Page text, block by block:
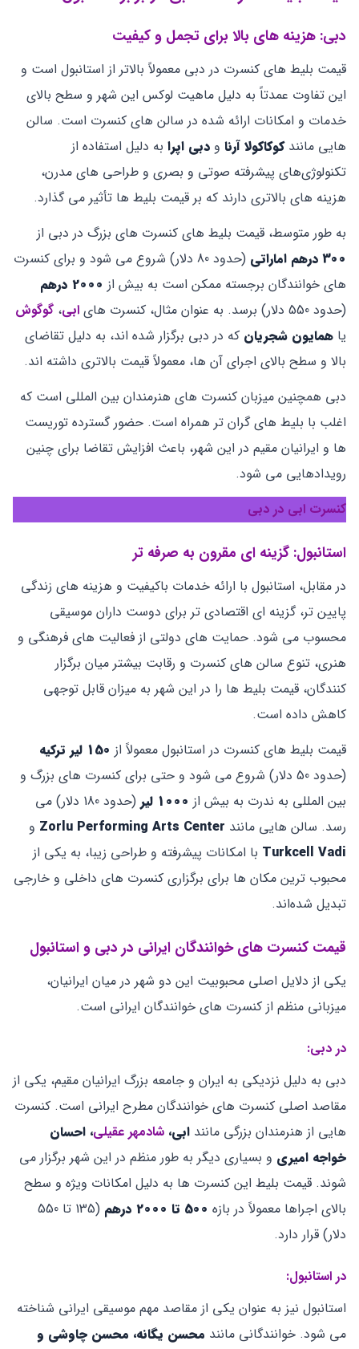
دبی: هزینه‌ های بالا برای تجمل و کیفیت
قیمت بلیط‌ های کنسرت در دبی معمولاً بالاتر از استانبول است و
این تفاوت عمدتاً به دلیل ماهیت لوکس این شهر و سطح بالای
خدمات و امکانات ارائه‌ شده در سالن‌ های کنسرت است. سالن‌
هایی مانندکوکاکولا آرنا و دبی اپرا به دلیل استفاده از
تکنولوژی‌های پیشرفته صوتی و بصری و طراحی‌ های مدرن،
هزینه‌ های بالاتری دارند که بر قیمت بلیط‌ ها تأثیر می ‌گذارد.
به طور متوسط، قیمت بلیط ‌های کنسرت ‌های بزرگ در دبی از
300 درهم اماراتی
(حدود 80 دلار) شروع می ‌شود و برای کنسرت
‌های خوانندگان برجسته ممکن است به بیش از 2000 درهم
(حدود 550 دلار) برسد. به عنوان مثال، کنسرت‌ های
ابی، گوگوش
یا همایون شجریان که در دبی برگزار شده اند، به دلیل تقاضای
بالا و سطح بالای اجرای آن ها، معمولاً قیمت بالاتری داشته اند.
دبی همچنین میزبان کنسرت‌ های هنرمندان بین ‌المللی است که
اغلب با بلیط‌ های گران ‌تر همراه است. حضور گسترده توریست‌
ها و ایرانیان مقیم در این شهر، باعث افزایش تقاضا برای چنین
رویدادهایی می ‌شود.
کنسرت ابی در دبی
استانبول: گزینه ‌ای مقرون ‌به ‌صرفه ‌تر
در مقابل، استانبول با ارائه خدمات باکیفیت و هزینه‌ های زندگی
پایین ‌تر، گزینه ‌ای اقتصادی ‌تر برای دوست داران موسیقی
محسوب می ‌شود. حمایت ‌های دولتی از فعالیت ‌های فرهنگی و
هنری، تنوع سالن ‌های کنسرت و رقابت بیشتر میان برگزار
کنندگان، قیمت بلیط‌ ها را در این شهر به میزان قابل‌ توجهی
کاهش داده است.
قیمت بلیط ‌های کنسرت در استانبول معمولاً از 150 لیر ترکیه
(حدود 50 دلار) شروع می ‌شود و حتی برای کنسرت ‌های بزرگ و
بین ‌المللی به ندرت به بیش از 1000 لیر
(حدود 180 دلار) می
‌رسد. سالن ‌هایی مانند Zorlu Performing Arts Center و
Turkcell Vadi با امکانات پیشرفته و طراحی زیبا، به یکی از
محبوب ‌ترین مکان ‌ها برای برگزاری کنسرت‌ های داخلی و خارجی
تبدیل شده‌اند.
قیمت کنسرت ‌های خوانندگان ایرانی در دبی و استانبول
یکی از دلایل اصلی محبوبیت این دو شهر در میان ایرانیان،
میزبانی منظم از کنسرت ‌های خوانندگان ایرانی است.
در دبی:
دبی به دلیل نزدیکی به ایران و جامعه بزرگ ایرانیان مقیم، یکی از
مقاصد اصلی کنسرت ‌های خوانندگان مطرح ایرانی است. کنسرت
‌هایی از هنرمندان بزرگی مانند ابی، شادمهر عقیلی، احسان
خواجه ‌امیری و بسیاری دیگر به طور منظم در این شهر برگزار می‌
شوند. قیمت بلیط این کنسرت ‌ها به دلیل امکانات ویژه و سطح
بالای اجراها معمولاً در بازه 500 تا 2000 درهم
(135 تا 550
دلار) قرار دارد.
در استانبول:
استانبول نیز به عنوان یکی از مقاصد مهم موسیقی ایرانی شناخته
می ‌شود. خوانندگانی مانند محسن یگانه، محسن چاوشی و